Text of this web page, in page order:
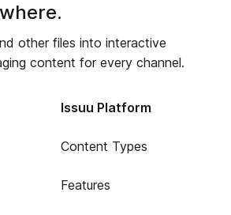
other files into interactive
content for every channel.
Issuu Platform
Content Types
Features